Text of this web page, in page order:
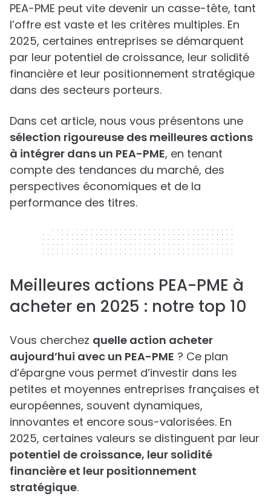
PEA-PME peut vite devenir un casse-tête, tant
l’offre est vaste et les critères multiples. En
2025, certaines entreprises se démarquent
par leur potentiel de croissance, leur solidité
financière et leur positionnement stratégique
dans des secteurs porteurs.
Dans cet article, nous vous présentons une
sélection rigoureuse des meilleures actions
à intégrer dans un PEA-PME, en tenant
compte des tendances du marché, des
perspectives économiques et de la
performance des titres.
320 x 50
Meilleures actions PEA-PME à
acheter en 2025 : notre top 10
Vous cherchez quelle action acheter
aujourd’hui avec un PEA-PME ? Ce plan
d’épargne vous permet d’investir dans les
petites et moyennes entreprises françaises et
européennes, souvent dynamiques,
innovantes et encore sous-valorisées. En
2025, certaines valeurs se distinguent par leur
potentiel de croissance, leur solidité
financière et leur positionnement
stratégique.